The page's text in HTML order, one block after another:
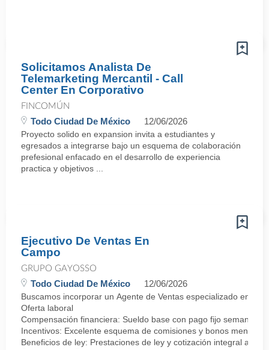
Solicitamos Analista De
Telemarketing Mercantil - Call
Center En Corporativo
FINCOMÚN
Todo Ciudad De México 12/06/2026
Proyecto solido en expansion invita a estudiantes y
egresados a integrarse bajo un esquema de colaboración
prefesional enfacado en el desarrollo de experiencia
practica y objetivos ...
Ejecutivo De Ventas En
Campo
GRUPO GAYOSSO
Todo Ciudad De México 12/06/2026
Buscamos incorporar un Agente de Ventas especializado en
Oferta laboral
Compensación financiera: Sueldo base con pago fijo semanal.
Incentivos: Excelente esquema de comisiones y bonos
Beneficios de ley: Prestaciones de ley y cotización integral ante